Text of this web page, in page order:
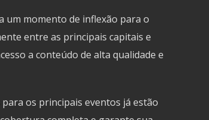
um momento de inflexão para o
entre as principais capitais e
a conteúdo de alta qualidade e
os principais eventos já estão